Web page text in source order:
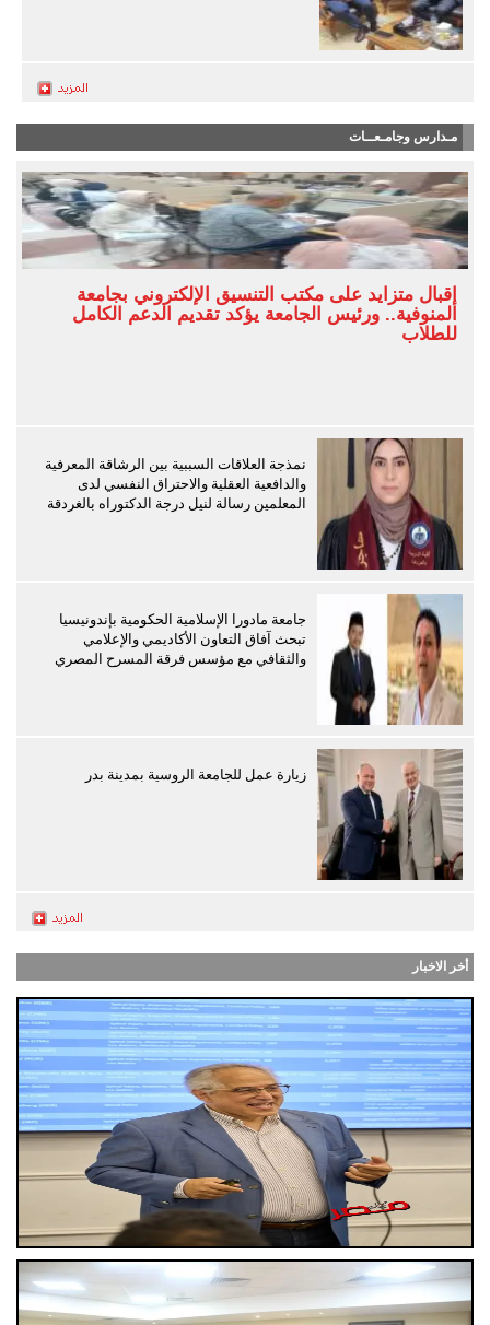
مـدارس وجامـعــات
إقبال متزايد على مكتب التنسيق الإلكتروني بجامعة
المنوفية.. ورئيس الجامعة يؤكد تقديم الدعم الكامل
للطلاب
نمذجة العلاقات السببية بين الرشاقة المعرفية
والدافعية العقلية والاحتراق النفسي لدى
المعلمين رسالة لنيل درجة الدكتوراه بالغردقة
جامعة مادورا الإسلامية الحكومية بإندونيسيا
تبحث آفاق التعاون الأكاديمي والإعلامي
والثقافي مع مؤسس فرقة المسرح المصري
زيارة عمل للجامعة الروسية بمدينة بدر
أخر الاخبار